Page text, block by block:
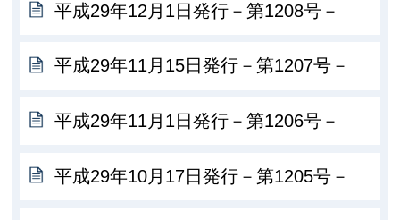
平成29年12月1日発行－第1208号－
平成29年11月15日発行－第1207号－
平成29年11月1日発行－第1206号－
平成29年10月17日発行－第1205号－